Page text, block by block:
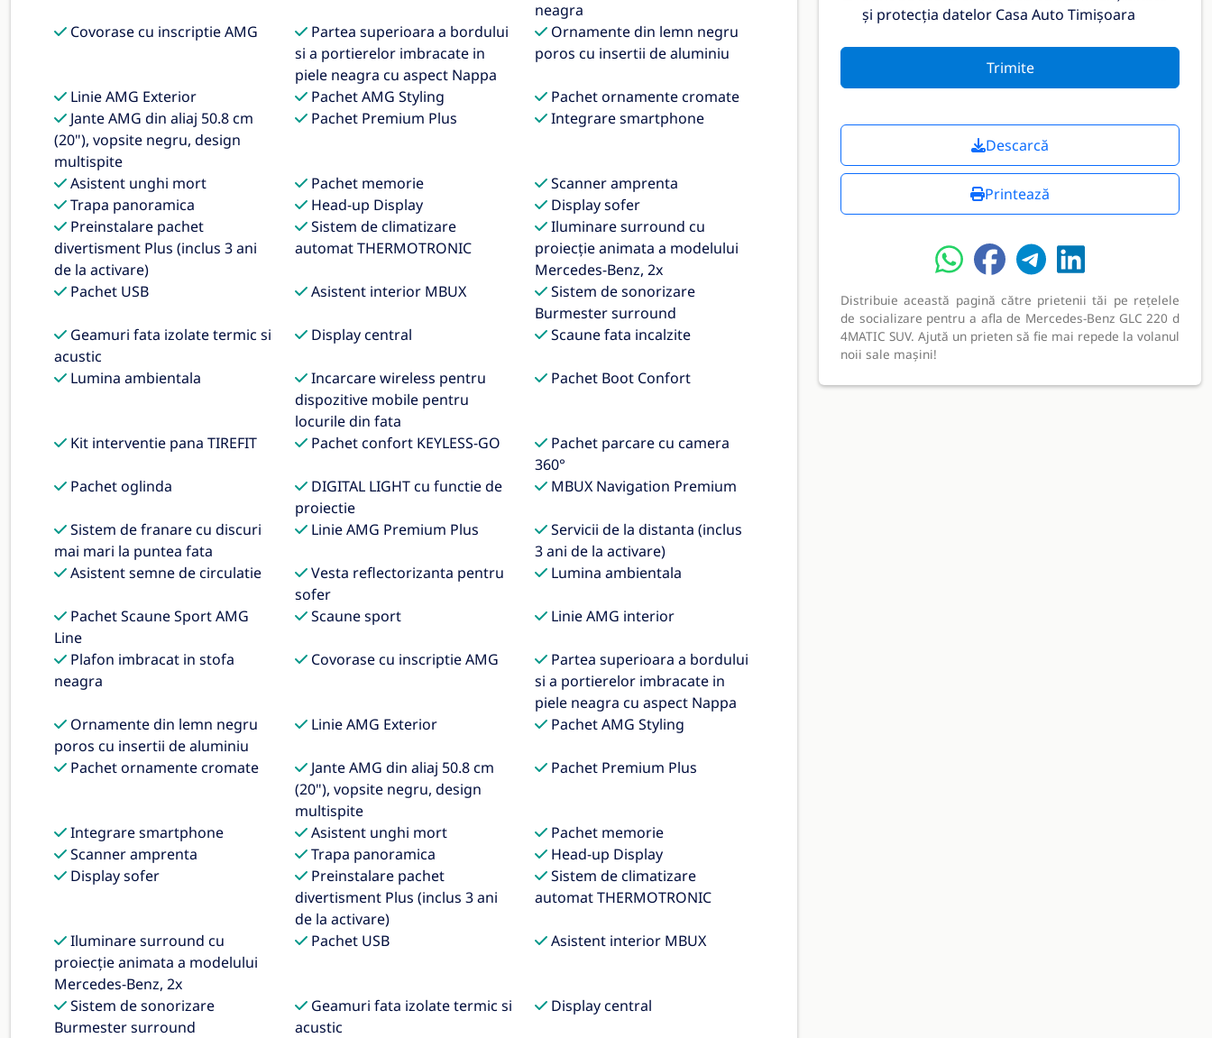
neagra
Covorase cu inscriptie AMG
Partea superioara a bordului
si a portierelor imbracate in
piele neagra cu aspect Nappa
Ornamente din lemn negru
poros cu insertii de aluminiu
Linie AMG Exterior Pachet AMG Styling
Pachet ornamente cromate
Jante AMG din aliaj 50.8 cm
(20"), vopsite negru, design
multispite
Pachet Premium Plus Integrare smartphone
Asistent unghi mort Pachet memorie
Scanner amprenta
Trapa panoramica
Head-up Display
Display sofer
Preinstalare pachet
divertisment Plus (inclus 3 ani
de la activare)
Sistem de climatizare
automat THERMOTRONIC
Iluminare surround cu
proiecție animata a modelului
Mercedes-Benz, 2x
Pachet USB
Asistent interior MBUX
Sistem de sonorizare
Burmester surround
Geamuri fata izolate termic si
acustic
Display central Scaune fata incalzite
Lumina ambientala
Incarcare wireless pentru
dispozitive mobile pentru
locurile din fata
Pachet Boot Confort
Kit interventie pana TIREFIT Pachet confort KEYLESS-GO
Pachet parcare cu camera
360°
Pachet oglinda
DIGITAL LIGHT cu functie de
proiectie
MBUX Navigation Premium
Sistem de franare cu discuri
mai mari la puntea fata
Linie AMG Premium Plus
Servicii de la distanta (inclus
3 ani de la activare)
Asistent semne de circulatie
Vesta reflectorizanta pentru
sofer
Lumina ambientala
Pachet Scaune Sport AMG
Line
Scaune sport Linie AMG interior
Plafon imbracat in stofa
neagra
Covorase cu inscriptie AMG
Partea superioara a bordului
si a portierelor imbracate in
piele neagra cu aspect Nappa
Ornamente din lemn negru
poros cu insertii de aluminiu
Linie AMG Exterior Pachet AMG Styling
Pachet ornamente cromate
Jante AMG din aliaj 50.8 cm
(20"), vopsite negru, design
multispite
Pachet Premium Plus
Integrare smartphone Asistent unghi mort
Pachet memorie
Scanner amprenta
Trapa panoramica
Head-up Display
Display sofer
Preinstalare pachet
divertisment Plus (inclus 3 ani
de la activare)
Sistem de climatizare
automat THERMOTRONIC
Iluminare surround cu
proiecție animata a modelului
Mercedes-Benz, 2x
Pachet USB Asistent interior MBUX
Sistem de sonorizare
Burmester surround
Geamuri fata izolate termic si
acustic
Display central
și protecția datelor Casa Auto Timișoara
Trimite
Descarcă
Printează
Distribuie această pagină către prietenii tăi pe rețelele
de socializare pentru a afla de Mercedes-Benz GLC 220 d
4MATIC SUV. Ajută un prieten să fie mai repede la volanul
noii sale mașini!